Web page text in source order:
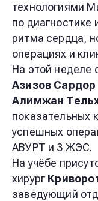
технологиями
по
ритма сердца,
операциях и
На этой неделе
Азизов
Алимжан
показательных
успешных
АВУРТ и 3 ЖЭС.
На учёбе
хирург
заведующий